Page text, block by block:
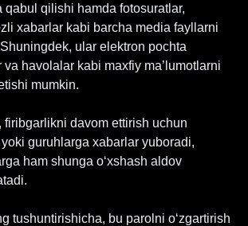
qabul qilishi hamda fotosuratlar,
xabarlar kabi barcha media fayllarni
ular elektron pochta
havolalar kabi maxfiy ma’lumotlarni
mumkin.
firibgarlikni davom ettirish uchun
guruhlarga xabarlar yuboradi,
ham shunga o‘xshash aldov
tushuntirishicha, bu parolni o‘zgartirish